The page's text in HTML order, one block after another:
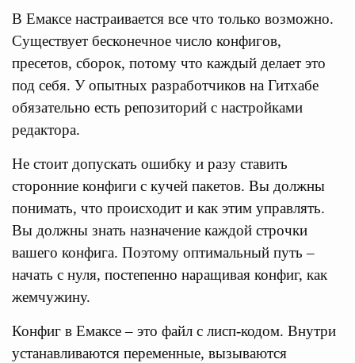
В Емаксе настраивается все что только возможно.
Существует бесконечное число конфигов,
пресетов, сборок, потому что каждый делает это
под себя. У опытных разработчиков на Гитхабе
обязательно есть репозиторий с настройками
редактора.
Не стоит допускать ошибку и разу ставить
сторонние конфиги с кучей пакетов. Вы должны
понимать, что происходит и как этим управлять.
Вы должны знать назначение каждой строчки
вашего конфига. Поэтому оптимальный путь –
начать с нуля, постепенно наращивая конфиг, как
жемчужину.
Конфиг в Емаксе – это файл с лисп-кодом. Внутри
устанавливаются переменные, вызываются